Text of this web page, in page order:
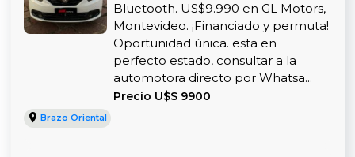
Bluetooth. US$9.990 en GL Motors,
Montevideo. ¡Financiado y permuta!
Oportunidad única. esta en
perfecto estado, consultar a la
automotora directo por Whatsa...
Precio U$S 9900
Brazo Oriental